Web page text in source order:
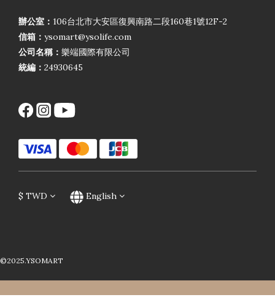
辦公室： 106台北市大安區復興南路二段160巷1號12F-2
信箱： ysomart@ysolife.com
公司名稱： 樂端國際有限公司
統編： 24930645
$ TWD English
©2025.YSOMART